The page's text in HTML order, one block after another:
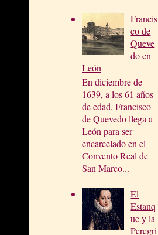
Francis
co de
Queve
do en
León
En diciembre de
1639, a los 61 años
de edad, Francisco
de Quevedo llega a
León para ser
encarcelado en el
Convento Real de
San Marco...
El
Estanq
ue y la
Peregri